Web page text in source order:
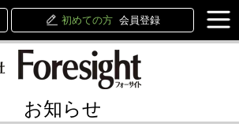
初めての方 会員登録
お知らせ